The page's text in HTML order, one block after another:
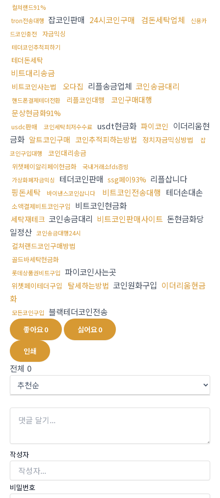
컬쳐랜드91%
tron전송대행 잡코인판매 24시코인구매 검돈세탁업체
신용카
드코인충전
자금믹싱
테더코인추척피하기
테더돈세탁
비트대리송금
비트코인사는법 오다집 리플송금업체 코인송금대리
핸드폰결제테더전환 리플코인대행
코인구매대행
문상현금화91%
usdc판매 코인세탁최저수수료 usdt현금화 파이코인 이더리움현
금화 알트코인구매 코인추적피하는방법 정치자금믹싱방법
잡
코인구입대행
코인대리송금
위챗페이알리페이현금화
국내거래소fds증빙
가상화폐자금믹싱
테더코인판매 ssg페이93% 리플삽니다
핑돈세탁
바이낸스코인삽니다 비트코인전송대행 테더손대손
소액결제비트코인구입 비트코인현금화
세탁재테크 코인송금대리 비트코인판매사이트 돈현금화당
일정산 코인송금대행24시
컬쳐랜드코인구매방법
골드바세탁현금화
롯데상품권비트구입 파이코인사는곳
위쳇페이테더구입 탈세하는방법 코인원화구입 이더리움현금
화
모든코인구입 블랙테더코인전송
좋아요0 싫어요0
인쇄
전체 0
작성자
비밀번호